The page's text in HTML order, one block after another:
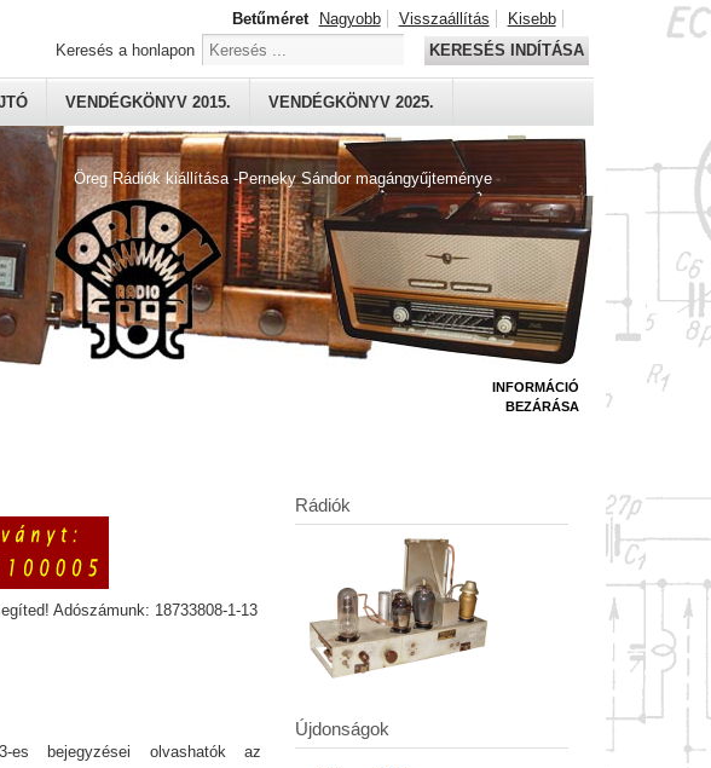
Öreg Rádiók kiállítása -Perneky Sándor magángyűjteménye
VENDÉGKÖNYV 2015. VENDÉGKÖNYV 2025.
Betűméret Nagyobb Visszaállítás
Kisebb
Keresés a honlapon
KERESÉS INDÍTÁSA
Adószámunk: 18733808-1-13
es bejegyzései olvashatók az
INFORMÁCIÓ
BEZÁRÁSA
Rádiók
Újdonságok